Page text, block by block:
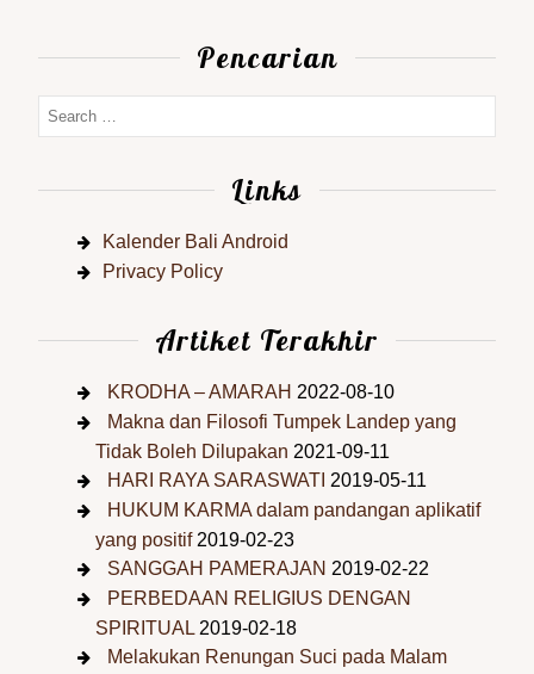
Pencarian
Links
Kalender Bali Android
Privacy Policy
Artiket Terakhir
KRODHA – AMARAH 2022-08-10
Makna dan Filosofi Tumpek Landep yang
Tidak Boleh Dilupakan 2021-09-11
HARI RAYA SARASWATI 2019-05-11
HUKUM KARMA dalam pandangan aplikatif
yang positif 2019-02-23
SANGGAH PAMERAJAN 2019-02-22
PERBEDAAN RELIGIUS DENGAN
SPIRITUAL 2019-02-18
Melakukan Renungan Suci pada Malam